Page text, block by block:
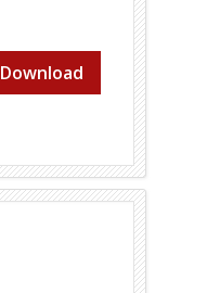
Download